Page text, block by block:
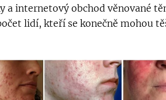
a internetový obchod věnované
lidí, kteří se konečně mohou